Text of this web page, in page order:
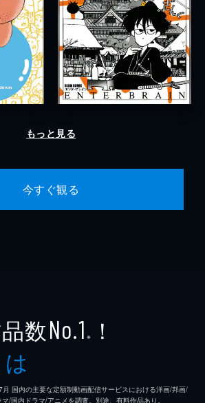
もっと見る
今すぐ観る
数No.1 ※ ！
国内の主要な定額制動画配信サービスにおける洋画/邦画/
/国内ドラマ/アニメを調査。別途、有料作品あり。